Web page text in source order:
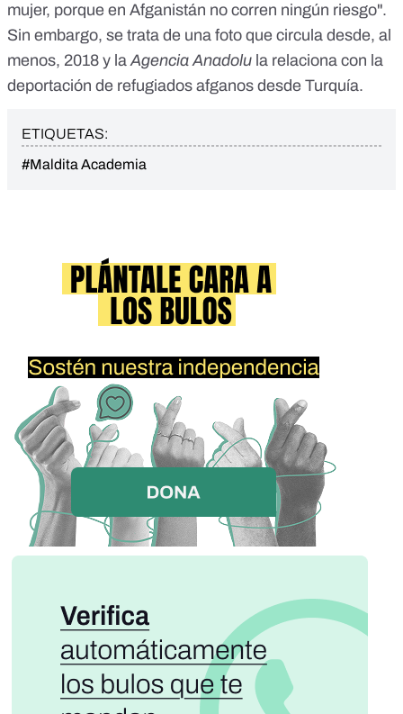
mujer, porque en Afganistán no corren ningún riesgo".
Sin embargo, se trata de una foto que circula desde, al
menos, 2018 y laAgencia Anadolu la relaciona con la
deportación de refugiados afganos desde Turquía.
ETIQUETAS:
#Maldita Academia